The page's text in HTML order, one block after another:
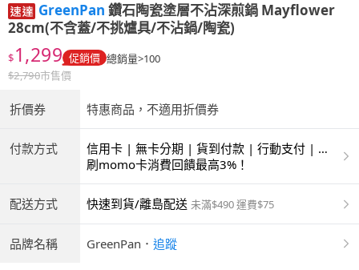
GreenPan 鑽石陶瓷塗層不沾深煎鍋 Mayflower
28cm(不含蓋/不挑爐具/不沾鍋/陶瓷)
$1,299 促銷價 總銷量>100
$2,790市售價
折價券 特惠商品，不適用折價券
付款方式
信用卡 | 無卡分期 | 貨到付款 | 行動支付 | 超
商付款 | ATM | 銀聯卡
刷momo卡消費回饋最高3%！
配送方式 快速到貨/離島配送 未滿$490 運費$75
品牌名稱 GreenPan ． 追蹤